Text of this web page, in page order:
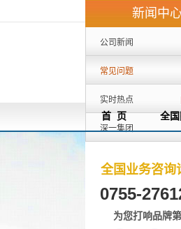
深一集团40%的客户来
首 页 全
新闻中
公司新闻
常见问题
实时热点
深一集团
全国业务咨询
0755-
为您打响品牌